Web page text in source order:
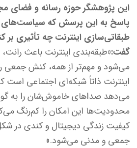
این پژوهشگر حوزه رسانه و فضای
پاسخ به این پرسش که سیاست‌های
طبقاتی‌سازی اینترنت چه تأثیری
گفت:«طبقه‌بندی اینترنت باعث رانت،
می‌شود و مهم‌تر از همه، کنش جمعی
اینترنت ذاتاً شبکه‌ای اجتماعی است
می‌دهد صداهای خاموش‌شان را به
محدودیت‌ها این امکان را کم‌رنگ
کیفیت زندگی دیجیتال و کندی در
جمعی و مدنی می‌شود.»